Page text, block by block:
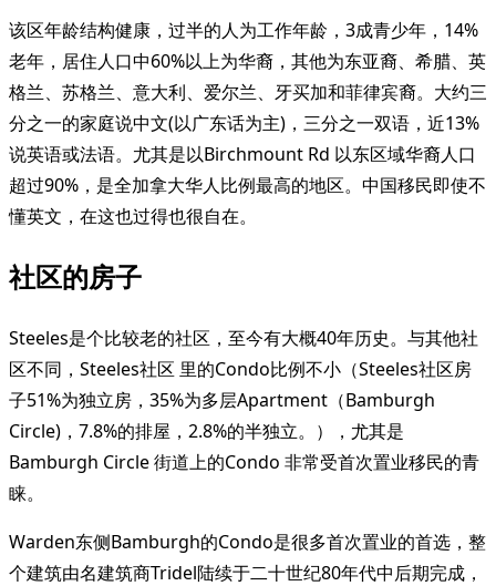
该区年龄结构健康，过半的人为工作年龄，3成青少年，14%
老年，居住人口中60%以上为华裔，其他为东亚裔、希腊、英
格兰、苏格兰、意大利、爱尔兰、牙买加和菲律宾裔。大约三
分之一的家庭说中文(以广东话为主)，三分之一双语，近13%
说英语或法语。尤其是以Birchmount Rd 以东区域华裔人口
超过90%，是全加拿大华人比例最高的地区。中国移民即使不
懂英文，在这也过得也很自在。
社区的房子
Steeles是个比较老的社区，至今有大概40年历史。与其他社
区不同，Steeles社区 里的Condo比例不小（Steeles社区房
子51%为独立房，35%为多层Apartment（Bamburgh
Circle)，7.8%的排屋，2.8%的半独立。），尤其是
Bamburgh Circle 街道上的Condo 非常受首次置业移民的青
睐。
Warden东侧Bamburgh的Condo是很多首次置业的首选，整
个建筑由名建筑商Tridel陆续于二十世纪80年代中后期完成，